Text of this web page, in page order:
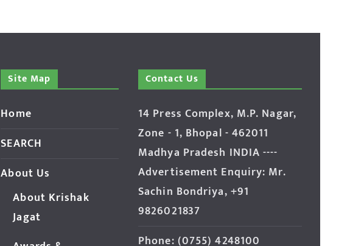
Site Map
Home
SEARCH
About Us
About Krishak
Jagat
Contact Us
14 Press Complex, M.P. Nagar,
Zone - 1, Bhopal - 462011
Madhya Pradesh INDIA ----
Advertisement Enquiry: Mr.
Sachin Bondriya, +91
9826021837
Phone: (0755) 4248100